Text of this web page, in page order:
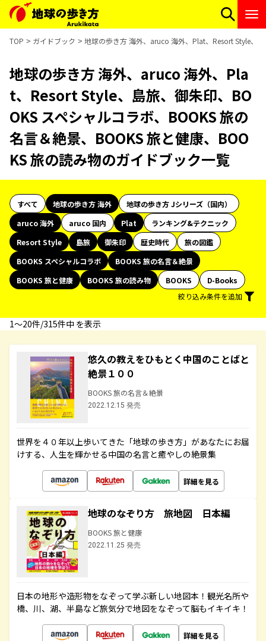
TOP ガイドブック 地球の歩き方 海外、aruco 海外、Plat、Resort Style、
地球の歩き方 海外、aruco 海外、Pla
t、Resort Style、島旅、御朱印、BO
OKS スペシャルコラボ、BOOKS 旅の
名言＆絶景、BOOKS 旅と健康、BOO
KS 旅の読み物のガイドブック一覧
すべて 地球の歩き方 海外
地球の歩き方 Jシリーズ（国内）
aruco 海外
aruco 国内 Plat
ランキング&テクニック
Resort Style
島旅 御朱印 歴史時代
旅の図鑑
BOOKS スペシャルコラボ
BOOKS 旅の名言＆絶景
BOOKS 旅と健康
BOOKS 旅の読み物 BOOKS
D-Books
絞り込み条件を追加
1〜20件/315件中 を表示
悠久の教えをひもとく中国のことばと
絶景１００
BOOKS 旅の名言＆絶景
2022.12.15 発売
世界を４０年以上歩いてきた「地球の歩き方」があなたにお届
けする、人生を輝かせる中国の名言と癒やしの絶景集
詳細を見る
地球のなぞり方 旅地図 日本編
BOOKS 旅と健康
2022.11.25 発売
日本の地形や造形物をなぞって学ぶ新しい地図本！観光名所や
橋、川、湖、半島など旅気分で地図をなぞって脳もイキイキ！
詳細を見る